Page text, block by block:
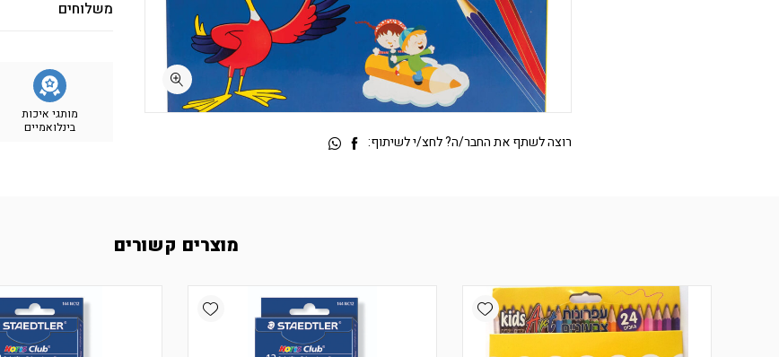
משלוחים
מותגי איכות
בינלואמיים
רוצה לשתף את החבר/ה? לחצ/י לשיתוף:
מוצרים קשורים
Add wishlist
Add wishlist